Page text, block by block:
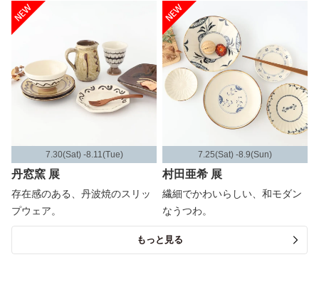
7.30(Sat) -8.11(Tue)
丹窓窯 展
存在感のある、丹波焼のスリッ
プウェア。
7.25(Sat) -8.9(Sun)
村田亜希 展
繊細でかわいらしい、和モダン
なうつわ。
もっと見る